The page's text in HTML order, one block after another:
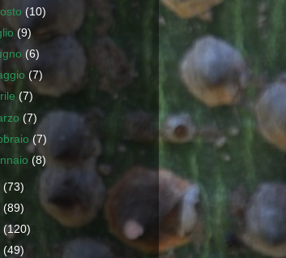
(10)
(9)
(6)
(7)
(7)
(7)
(7)
(8)
(73)
(89)
(120)
(49)